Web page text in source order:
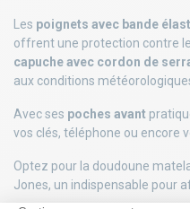
Les poignets avec bande
offrent une protection contre
capuche avec cordon de
aux conditions
Avec ses poches avant
vos clés, téléphone ou encore
Optez pour la doudoune
Jones, un indispensable pour